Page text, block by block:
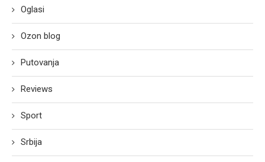
Oglasi
Ozon blog
Putovanja
Reviews
Sport
Srbija